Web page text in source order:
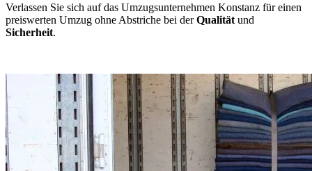
Verlassen Sie sich auf das Umzugsunternehmen Konstanz für einen
preiswerten Umzug ohne Abstriche bei derQualität und
Sicherheit.